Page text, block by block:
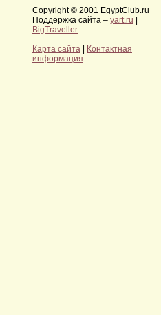
Copyright © 2001 EgyptClub.ru
Поддержка сайта – yart.ru |
BigTraveller
Карта сайта | Контактная
информация